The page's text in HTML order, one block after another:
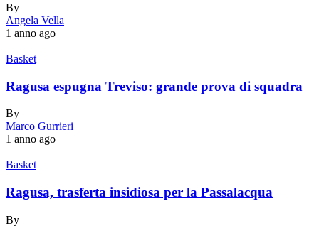
By
Angela Vella
1 anno ago
Basket
Ragusa espugna Treviso: grande prova di squadra
By
Marco Gurrieri
1 anno ago
Basket
Ragusa, trasferta insidiosa per la Passalacqua
By